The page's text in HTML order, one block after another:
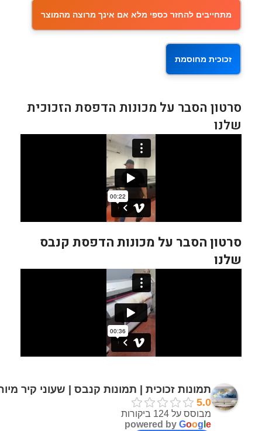
מתחייבים להחזר כספי מלא אם אינך מרוצה מהמוצר
זכוכית מחוסמת
סרטון הסבר על מכונות הדפסת הזכוכית
שלנו
סרטון הסבר על מכונות הדפסת קנבס
שלנו
תמונות זכוכית | תמונות קנבס | שעוני קיר
5.0
מבוסס על 124 ביקורות
powered by Goog e